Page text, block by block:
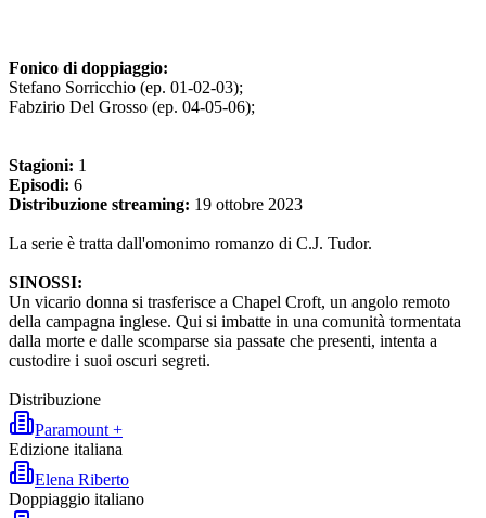
Fonico di doppiaggio:
Stefano Sorricchio (ep. 01-02-03);
Fabzirio Del Grosso (ep. 04-05-06);
Stagioni: 1
Episodi: 6
Distribuzione streaming: 19 ottobre 2023
La serie è tratta dall'omonimo romanzo di C.J. Tudor.
SINOSSI:
Un vicario donna si trasferisce a Chapel Croft, un angolo remoto
della campagna inglese. Qui si imbatte in una comunità tormentata
dalla morte e dalle scomparse sia passate che presenti, intenta a
custodire i suoi oscuri segreti.
Distribuzione
Paramount +
Edizione italiana
Elena Riberto
Doppiaggio italiano